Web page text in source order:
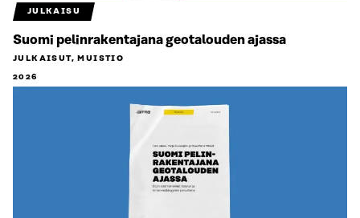
JULKAISU
Suomi pelinrakentajana geotalouden ajassa
JULKAISUT, MUISTIO
2026